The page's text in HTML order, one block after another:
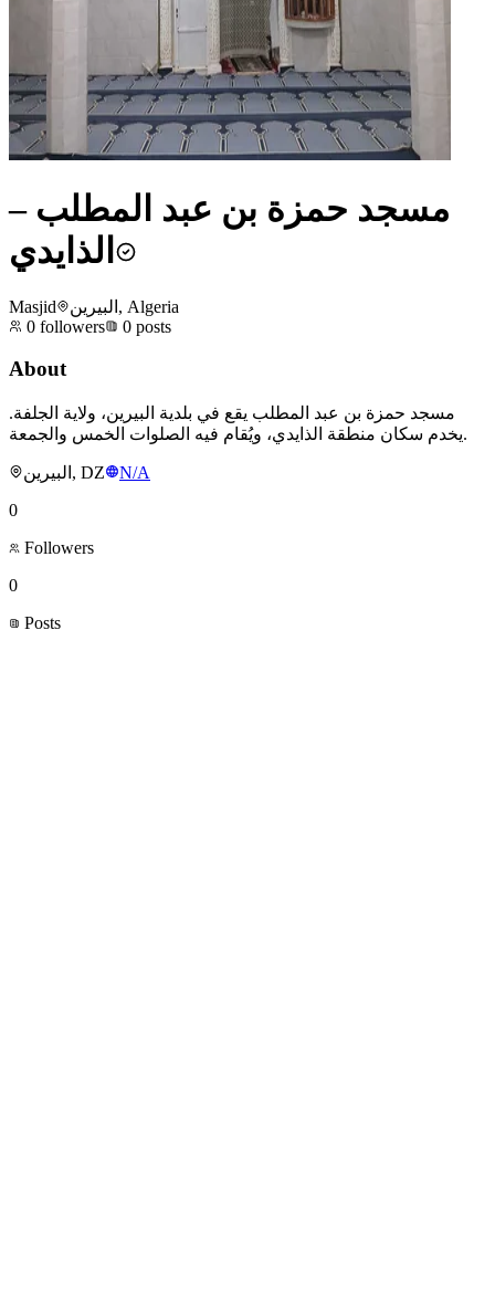
مسجد حمزة بن عبد المطلب –
الذايدي
Masjid
البيرين, Algeria
0 followers 0 posts
About
مسجد حمزة بن عبد المطلب يقع في بلدية البيرين، ولاية الجلفة.
يخدم سكان منطقة الذايدي، ويُقام فيه الصلوات الخمس والجمعة.
البيرين, DZ
N/A
0
Followers
0
Posts